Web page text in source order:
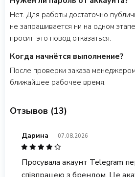
Нет. Для работы достаточно
не запрашивается ни на одном
просит, это повод отказаться.
Когда начнётся выполнение?
После проверки заказа
ближайшее рабочее время.
Отзывов (13)
Дарина 07.08.2026
Просувала акаунт Telegram